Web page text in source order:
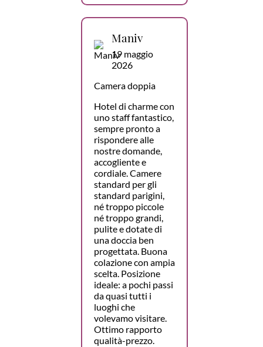
Maniv
19 maggio
2026
Camera doppia
Hotel di charme con
uno staff fantastico,
sempre pronto a
rispondere alle
nostre domande,
accogliente e
cordiale. Camere
standard per gli
standard parigini,
né troppo piccole
né troppo grandi,
pulite e dotate di
una doccia ben
progettata. Buona
colazione con ampia
scelta. Posizione
ideale: a pochi passi
da quasi tutti i
luoghi che
volevamo visitare.
Ottimo rapporto
qualità-prezzo.